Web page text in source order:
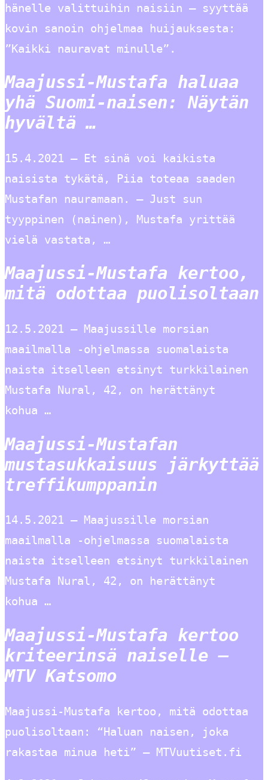
hänelle valittuihin naisiin – syyttää
kovin sanoin ohjelmaa huijauksesta:
”Kaikki nauravat minulle”.
Maajussi-Mustafa haluaa
yhä Suomi-naisen: Näytän
hyvältä …
15.4.2021 — Et sinä voi kaikista
naisista tykätä, Piia toteaa saaden
Mustafan nauramaan. – Just sun
tyyppinen (nainen), Mustafa yrittää
vielä vastata, …
Maajussi-Mustafa kertoo,
mitä odottaa puolisoltaan
12.5.2021 — Maajussille morsian
maailmalla -ohjelmassa suomalaista
naista itselleen etsinyt turkkilainen
Mustafa Nural, 42, on herättänyt
kohua …
Maajussi-Mustafan
mustasukkaisuus järkyttää
treffikumppanin
14.5.2021 — Maajussille morsian
maailmalla -ohjelmassa suomalaista
naista itselleen etsinyt turkkilainen
Mustafa Nural, 42, on herättänyt
kohua …
Maajussi-Mustafa kertoo
kriteerinsä naiselle –
MTV Katsomo
Maajussi-Mustafa kertoo, mitä odottaa
puolisoltaan: “Haluan naisen, joka
rakastaa minua heti” – MTVuutiset.fi